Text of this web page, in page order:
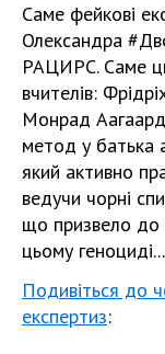
Саме фейкові
Олександра
РАЦИРС. Саме
вчителів:
Монрад
метод у батька
який активно
ведучи чорні
що призвело до
цьому геноциді...
Подивіться до
експертиз: